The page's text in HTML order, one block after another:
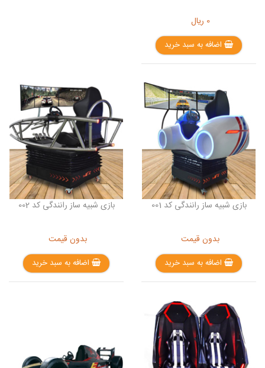
0 ریال
اضافه به سبد خرید
بازی شبیه ساز رانندگی کد 001
بدون قیمت
اضافه به سبد خرید
بازی شبیه ساز رانندگی کد 002
بدون قیمت
اضافه به سبد خرید